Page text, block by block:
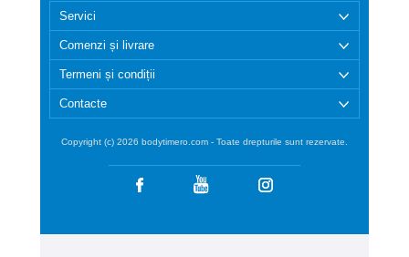
Servici
Comenzi și livrare
Termeni și condiții
Contacte
Copyright (c) 2026 bodytimero.com - Toate drepturile sunt rezervate.